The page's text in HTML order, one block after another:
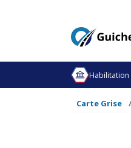
Habilitation
Carte Grise